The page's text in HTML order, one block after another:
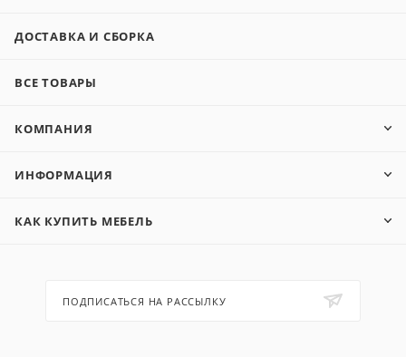
ДОСТАВКА И СБОРКА
ВСЕ ТОВАРЫ
КОМПАНИЯ
ИНФОРМАЦИЯ
КАК КУПИТЬ МЕБЕЛЬ
ПОДПИСАТЬСЯ НА РАССЫЛКУ